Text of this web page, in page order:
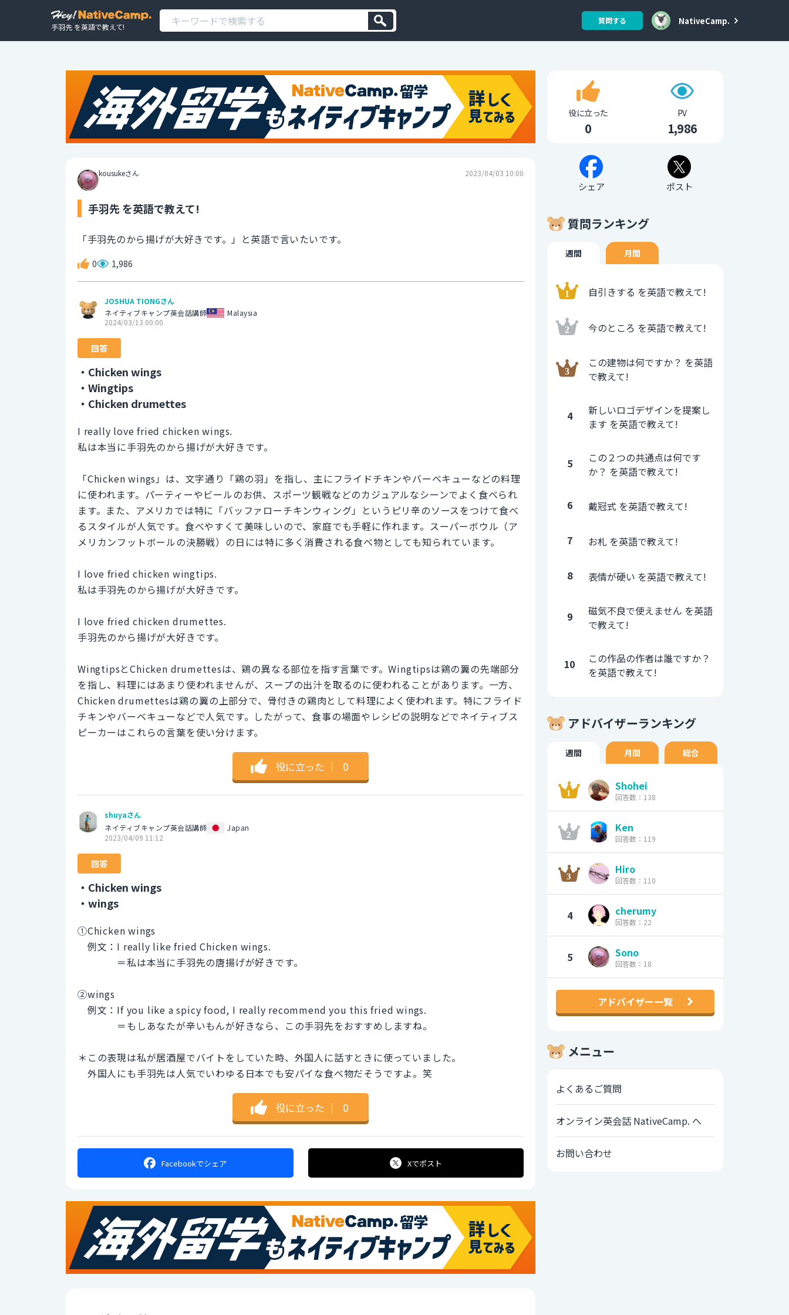
手羽先 を英語で教えて!
質問する NativeCamp.
kousukeさん 2023/04/03 10:00
手羽先 を英語で教えて!
「手羽先のから揚げが大好きです。」と英語で言いたいです。
0 1,986
JOSHUA TIONGさん
ネイティブキャンプ英会話講師
Malaysia
2024/03/13 00:00
回答
・Chicken wings
・Wingtips
・Chicken drumettes
I really love fried chicken wings.
私は本当に手羽先のから揚げが大好きです。
「Chicken wings」は、文字通り「鶏の羽」を指し、主にフライドチキンやバーベキューなどの料理
に使われます。パーティーやビールのお供、スポーツ観戦などのカジュアルなシーンでよく食べられ
ます。また、アメリカでは特に「バッファローチキンウィング」というピリ辛のソースをつけて食べ
るスタイルが人気です。食べやすくて美味しいので、家庭でも手軽に作れます。スーパーボウル（ア
メリカンフットボールの決勝戦）の日には特に多く消費される食べ物としても知られています。
I love fried chicken wingtips.
私は手羽先のから揚げが大好きです。
I love fried chicken drumettes.
手羽先のから揚げが大好きです。
WingtipsとChicken drumettesは、鶏の異なる部位を指す言葉です。Wingtipsは鶏の翼の先端部分
を指し、料理にはあまり使われませんが、スープの出汁を取るのに使われることがあります。一方、
Chicken drumettesは鶏の翼の上部分で、骨付きの鶏肉として料理によく使われます。特にフライド
チキンやバーベキューなどで人気です。したがって、食事の場面やレシピの説明などでネイティブス
ピーカーはこれらの言葉を使い分けます。
役に立った ｜ 0
shuyaさん
ネイティブキャンプ英会話講師
Japan
2023/04/09 11:12
回答
・Chicken wings
・wings
①Chicken wings
例文：I really like fried Chicken wings.
＝私は本当に手羽先の唐揚げが好きです。
②wings
例文：If you like a spicy food, I really recommend you this fried wings.
＝もしあなたが辛いもんが好きなら、この手羽先をおすすめしますね。
＊この表現は私が居酒屋でバイトをしていた時、外国人に話すときに使っていました。
外国人にも手羽先は人気でいわゆる日本でも安パイな食べ物だそうですよ。笑
役に立った ｜ 0
Facebookでシェア Xでポスト
役に立った
0
PV
1,986
シェア ポスト
質問ランキング
週間 月間
自引きする を英語で教えて!
今のところ を英語で教えて!
この建物は何ですか？ を英語
で教えて!
4
新しいロゴデザインを提案し
ます を英語で教えて!
5
この２つの共通点は何です
か？ を英語で教えて!
6 戴冠式 を英語で教えて!
7 お札 を英語で教えて!
8 表情が硬い を英語で教えて!
9
磁気不良で使えません を英語
で教えて!
10
この作品の作者は誰ですか？
を英語で教えて!
アドバイザーランキング
週間 月間 総合
Shohei
回答数：138
Ken
回答数：119
Hiro
回答数：110
4 cherumy
回答数：22
5 Sono
回答数：18
アドバイザー一覧
メニュー
よくあるご質問
オンライン英会話 NativeCamp. へ
お問い合わせ